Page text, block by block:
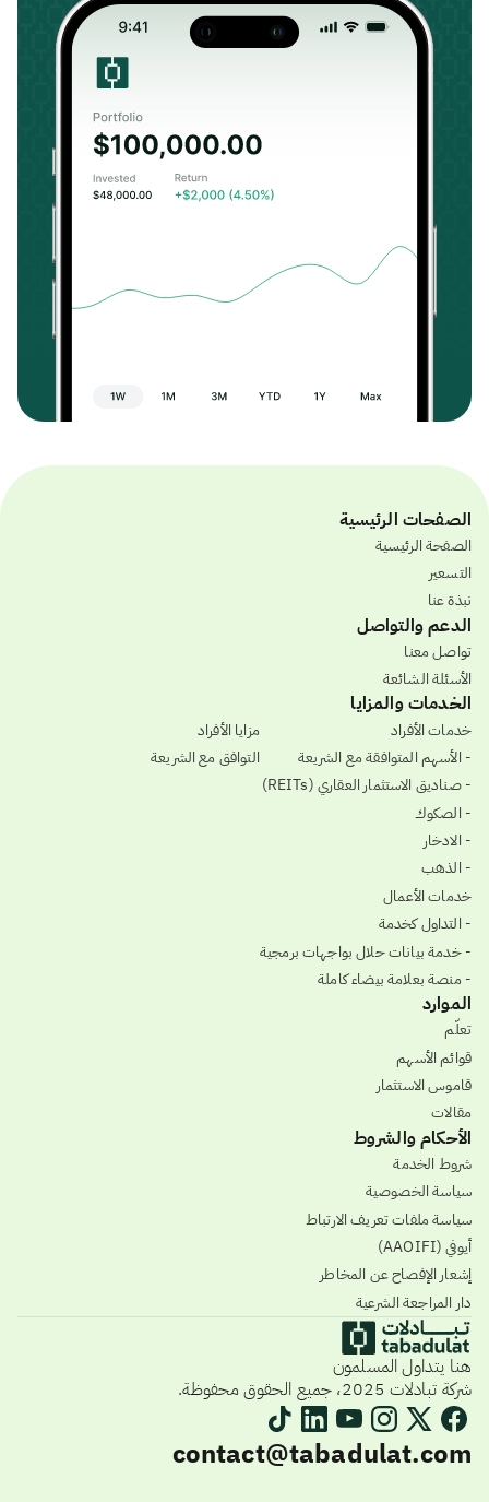
الصفحات الرئيسية
الصفحة الرئيسية
التسعير
نبذة عنا
الدعم والتواصل
تواصل معنا
الأسئلة الشائعة
الخدمات والمزايا
خدمات الأفراد
- الأسهم المتوافقة مع الشريعة
- صناديق الاستثمار العقاري (REITs)
- الصكوك
- الادخار
- الذهب
خدمات الأعمال
- التداول كخدمة
- خدمة بيانات حلال بواجهات برمجية
- منصة بعلامة بيضاء كاملة
مزايا الأفراد
التوافق مع الشريعة
الموارد
تعلّم
قوائم الأسهم
قاموس الاستثمار
مقالات
الأحكام والشروط
شروط الخدمة
سياسة الخصوصية
سياسة ملفات تعريف الارتباط
أيوفي (AAOIFI)
إشعار الإفصاح عن المخاطر
دار المراجعة الشرعية
هنا يتداول المسلمون
شركة تبادلات 2025، جميع الحقوق محفوظة.
contact@tabadulat.com